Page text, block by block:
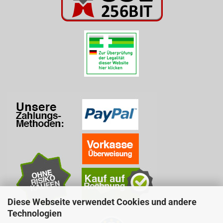
Diese Webseite verwendet Cookies und andere
Technologien